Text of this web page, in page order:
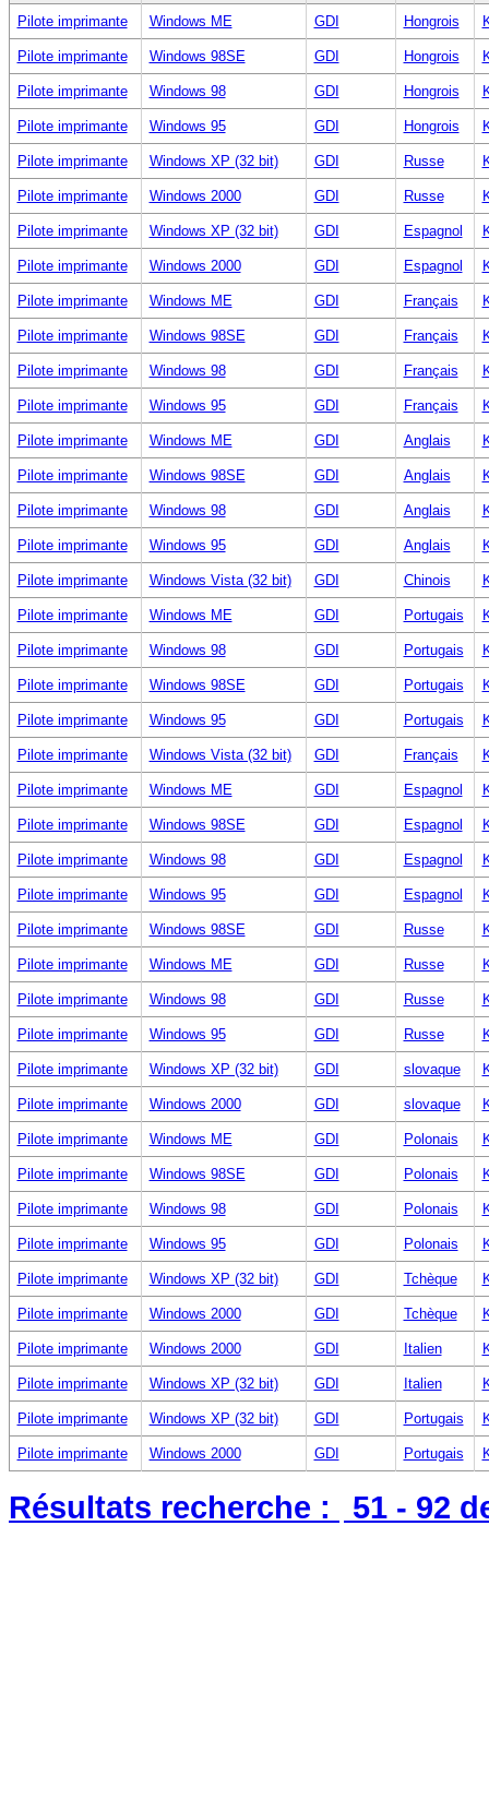
Pilote imprimante Windows ME GDI Hongrois
Pilote imprimante Windows 98SE GDI Hongrois
Pilote imprimante Windows 98 GDI Hongrois
Pilote imprimante Windows 95 GDI Hongrois
Pilote imprimante Windows XP (32 bit) GDI Russe
Pilote imprimante Windows 2000 GDI Russe
Pilote imprimante Windows XP (32 bit) GDI Espagnol
Pilote imprimante Windows 2000 GDI Espagnol
Pilote imprimante Windows ME GDI Français
Pilote imprimante Windows 98SE GDI Français
Pilote imprimante Windows 98 GDI Français
Pilote imprimante Windows 95 GDI Français
Pilote imprimante Windows ME GDI Anglais
Pilote imprimante Windows 98SE GDI Anglais
Pilote imprimante Windows 98 GDI Anglais
Pilote imprimante Windows 95 GDI Anglais
Pilote imprimante Windows Vista (32 bit) GDI Chinois
Pilote imprimante Windows ME GDI Portugais
Pilote imprimante Windows 98 GDI Portugais
Pilote imprimante Windows 98SE GDI Portugais
Pilote imprimante Windows 95 GDI Portugais
Pilote imprimante Windows Vista (32 bit) GDI Français
Pilote imprimante Windows ME GDI Espagnol
Pilote imprimante Windows 98SE GDI Espagnol
Pilote imprimante Windows 98 GDI Espagnol
Pilote imprimante Windows 95 GDI Espagnol
Pilote imprimante Windows 98SE GDI Russe
Pilote imprimante Windows ME GDI Russe
Pilote imprimante Windows 98 GDI Russe
Pilote imprimante Windows 95 GDI Russe
Pilote imprimante Windows XP (32 bit) GDI slovaque
Pilote imprimante Windows 2000 GDI slovaque
Pilote imprimante Windows ME GDI Polonais
Pilote imprimante Windows 98SE GDI Polonais
Pilote imprimante Windows 98 GDI Polonais
Pilote imprimante Windows 95 GDI Polonais
Pilote imprimante Windows XP (32 bit) GDI Tchèque
Pilote imprimante Windows 2000 GDI Tchèque
Pilote imprimante Windows 2000 GDI Italien
Pilote imprimante Windows XP (32 bit) GDI Italien
Pilote imprimante Windows XP (32 bit) GDI Portugais
Pilote imprimante Windows 2000 GDI Portugais
Résultats recherche : 51 - 92